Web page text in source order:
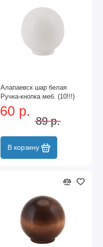
Алапаевск шар белая
Ручка-кнопка меб. (10!!!)
60 р.
89 р.
В корзину